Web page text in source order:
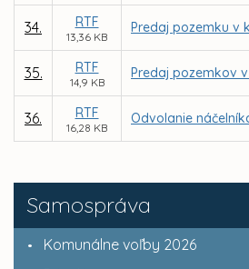
Samospráva
Komunálne voľby 2026
34. RTF
13,36 KB
Predaj pozemku v
35. RTF
14,9 KB
Predaj pozemkov
36. RTF
16,28 KB
Odvolanie